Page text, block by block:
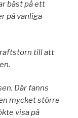
bäst på ett
på vanliga
till att
Där fanns
mycket större
visa på